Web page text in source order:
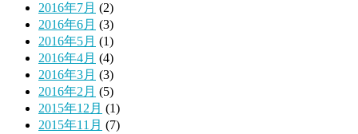
2016年7月 (2)
2016年6月 (3)
2016年5月 (1)
2016年4月 (4)
2016年3月 (3)
2016年2月 (5)
2015年12月 (1)
2015年11月 (7)